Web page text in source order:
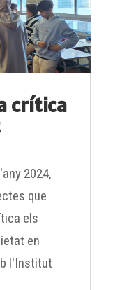
crítica
2024,
que
els
en
l'Institut